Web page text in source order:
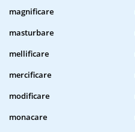
magnificare
masturbare
mellificare
mercificare
modificare
monacare